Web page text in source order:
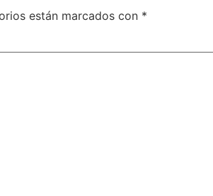
están marcados con *